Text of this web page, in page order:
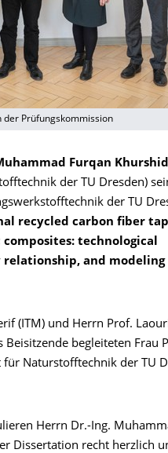
der Prüfungskommission
Furqan Khurshid
der TU Dresden)
der TU
recycled carbon fiber
technological
and modeling
(ITM) und Herrn Prof.
Beisitzende begleiteten Frau
Naturstofftechnik der TU
Herrn Dr.-Ing.
Dissertation recht herzlich